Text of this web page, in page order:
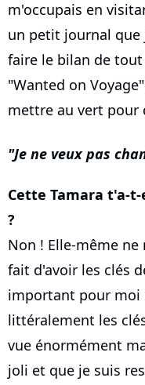
m'occupais en
un petit journal que
faire le bilan de tout
"Wanted on
mettre au vert pour
Je ne veux pas
Cette Tamara t'a-
?
Non ! Elle-même
fait d'avoir les clés
important pour moi
littéralement les
vue énormément
joli et que je suis